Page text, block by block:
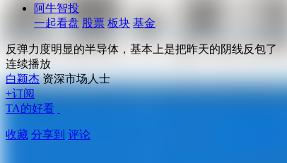
阿牛智投
一起看盘 股票 板块 基金
反弹力度明显的半导体，基本上是把昨天的阴线反包了
连续播放
白颖杰 资深市场人士
+订阅
TA的好看
收藏 分享到 评论